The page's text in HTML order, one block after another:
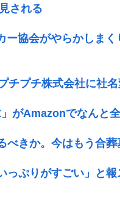
される
ー協会がやらかしま
チプチ株式会社に社
がAmazonでなんと
べきか。今はもう合葬
っぷりがすごい」と